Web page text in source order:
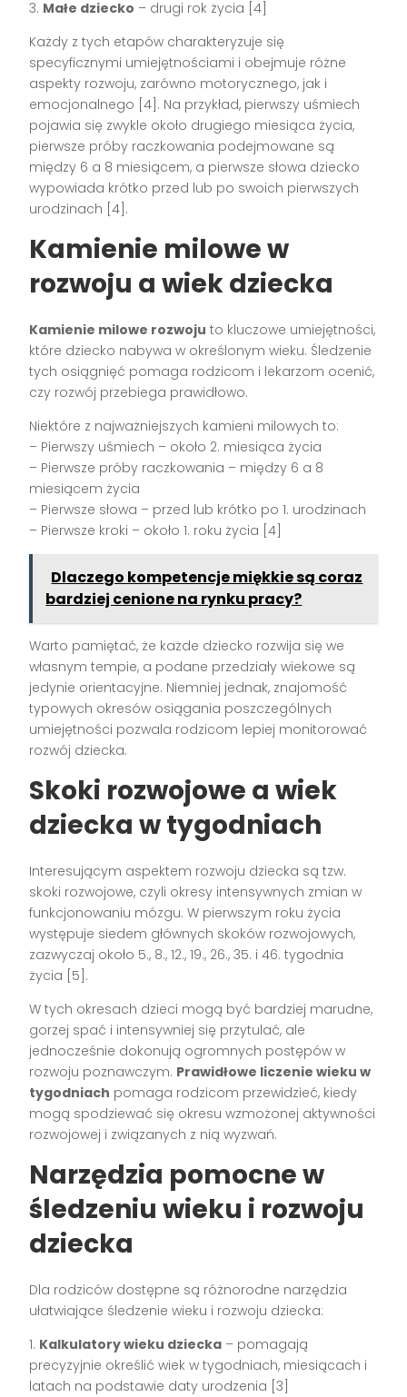
3. Małe dziecko – drugi rok życia [4]
Każdy z tych etapów charakteryzuje się
specyficznymi umiejętnościami i obejmuje różne
aspekty rozwoju, zarówno motorycznego, jak i
emocjonalnego [4]. Na przykład, pierwszy uśmiech
pojawia się zwykle około drugiego miesiąca życia,
pierwsze próby raczkowania podejmowane są
między 6 a 8 miesiącem, a pierwsze słowa dziecko
wypowiada krótko przed lub po swoich pierwszych
urodzinach [4].
Kamienie milowe w
rozwoju a wiek dziecka
Kamienie milowe rozwoju to kluczowe umiejętności,
które dziecko nabywa w określonym wieku. Śledzenie
tych osiągnięć pomaga rodzicom i lekarzom ocenić,
czy rozwój przebiega prawidłowo.
Niektóre z najważniejszych kamieni milowych to:
– Pierwszy uśmiech – około 2. miesiąca życia
– Pierwsze próby raczkowania – między 6 a 8
miesiącem życia
– Pierwsze słowa – przed lub krótko po 1. urodzinach
– Pierwsze kroki – około 1. roku życia [4]
Dlaczego kompetencje miękkie są coraz
bardziej cenione na rynku pracy?
Warto pamiętać, że każde dziecko rozwija się we
własnym tempie, a podane przedziały wiekowe są
jedynie orientacyjne. Niemniej jednak, znajomość
typowych okresów osiągania poszczególnych
umiejętności pozwala rodzicom lepiej monitorować
rozwój dziecka.
Skoki rozwojowe a wiek
dziecka w tygodniach
Interesującym aspektem rozwoju dziecka są tzw.
skoki rozwojowe, czyli okresy intensywnych zmian w
funkcjonowaniu mózgu. W pierwszym roku życia
występuje siedem głównych skoków rozwojowych,
zazwyczaj około 5., 8., 12., 19., 26., 35. i 46. tygodnia
życia [5].
W tych okresach dzieci mogą być bardziej marudne,
gorzej spać i intensywniej się przytulać, ale
jednocześnie dokonują ogromnych postępów w
rozwoju poznawczym. Prawidłowe liczenie wieku w
tygodniach pomaga rodzicom przewidzieć, kiedy
mogą spodziewać się okresu wzmożonej aktywności
rozwojowej i związanych z nią wyzwań.
Narzędzia pomocne w
śledzeniu wieku i rozwoju
dziecka
Dla rodziców dostępne są różnorodne narzędzia
ułatwiające śledzenie wieku i rozwoju dziecka:
1. Kalkulatory wieku dziecka – pomagają
precyzyjnie określić wiek w tygodniach, miesiącach i
latach na podstawie daty urodzenia [3]